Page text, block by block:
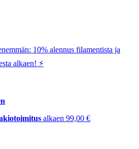
10% alennus filamentista ja
alkaen! ⚡️
alkaen 99,00 €